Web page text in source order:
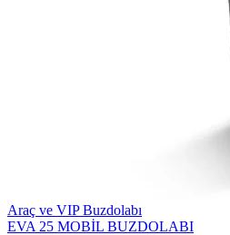
Araç ve VIP Buzdolabı
EVA 25 MOBİL BUZDOLABI